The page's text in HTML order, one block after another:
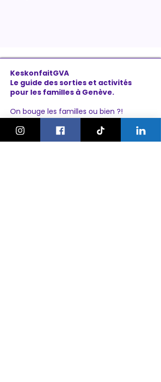
KeskonfaitGVA
Le guide des sorties et activités
pour les familles à Genève.
On bouge les familles ou bien ?!
Newsletter
Instagram